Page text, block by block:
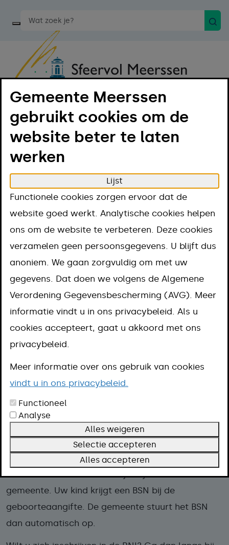
Start een spraakopdracht
Menu
Home
Regelen
Rijbewijs, paspoort en identiteitskaart
Niet-ingezetenen
Burgerservicenummer BSN
BSN
Een burgerservicenummer (BSN) is een
uniek persoonsnummer. Iedereen die
staat ingeschreven bij een
Nederlandse gemeente heeft een BSN.
Aanpak
U krijgt het burgerservicenummer (BSN) wanneer
u zich voor het eerst inschrijft bij een Nederlandse
gemeente. Uw kind krijgt een BSN bij de
geboorteaangifte. De gemeente stuurt het BSN
dan automatisch op.
Gemeente Meerssen
gebruikt cookies om de
website beter te laten
werken
Lijst
Functionele cookies zorgen ervoor dat de
website goed werkt. Analytische cookies helpen
ons om de website te verbeteren. Deze cookies
verzamelen geen persoonsgegevens. U blijft dus
anoniem. We gaan zorgvuldig om met uw
gegevens. Dat doen we volgens de Algemene
Verordening Gegevensbescherming (AVG). Meer
informatie vindt u in ons privacybeleid. Als u
cookies accepteert, gaat u akkoord met ons
privacybeleid.
Meer informatie over ons gebruik van cookies
vindt u in ons privacybeleid.
Functioneel
Analyse
Alles weigeren
Selectie accepteren
Alles accepteren